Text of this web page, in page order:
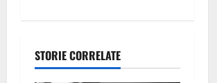
n
e
STORIE CORRELATE